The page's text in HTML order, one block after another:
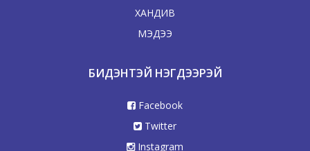
ХАНДИВ
МЭДЭЭ
БИДЭНТЭЙ НЭГДЭЭРЭЙ
Facebook
Twitter
Instagram